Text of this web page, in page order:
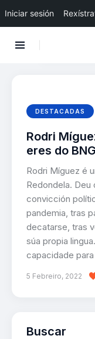
Iniciar sesión
DESTACADAS
Rodri
eres do
Rodri Míguez é
Redondela. Deu
convicción
pandemia, tras
decatarse, tras
súa propia
capacidade
5 Febreiro, 2022
Buscar